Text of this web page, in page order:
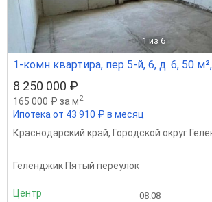
1 из 6
1-комн квартира, пер 5-й, 6, д. 6, 50
8 250 000 ₽
165 000 ₽ за м2
Ипотека от 43 910 ₽ в месяц
Краснодарский край, Городской округ
Геленджик Пятый переулок
Центр 08.08